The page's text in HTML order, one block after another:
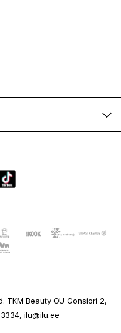
TKM Beauty OÜ Gonsiori 2,
ilu@ilu.ee